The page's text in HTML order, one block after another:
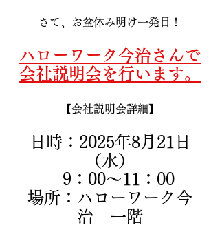
さて、お盆休み明け一発目！
ハローワーク今治さんで
会社説明会を行います。
【会社説明会詳細】
日時：2025年8月21日
（水）
9：00～11：00
場所：ハローワーク今
治　一階